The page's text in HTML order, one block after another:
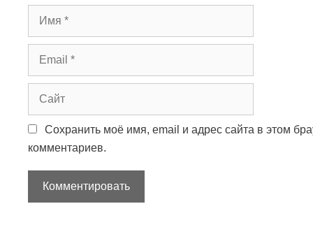
й
я
a
l
т
Сохранить моё имя, email и адрес сайта в этом
комментариев.